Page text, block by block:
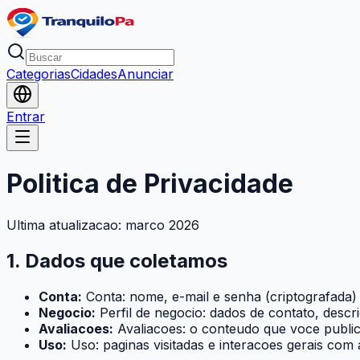
CategoriasCidadesAnunciar
Entrar
Politica de Privacidade
Ultima atualizacao: marco 2026
1. Dados que coletamos
Conta: Conta: nome, e-mail e senha (criptografada)
Negocio: Perfil de negocio: dados de contato,
Avaliacoes: Avaliacoes: o conteudo que voce
Uso: Uso: paginas visitadas e interacoes gerais